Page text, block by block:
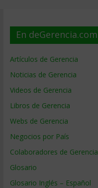
En deGerencia.com
Artículos de Gerencia
Noticias de Gerencia
Videos de Gerencia
Libros de Gerencia
Webs de Gerencia
Negocios por País
Colaboradores de Gerencia
Glosario
Glosario Inglés – Español